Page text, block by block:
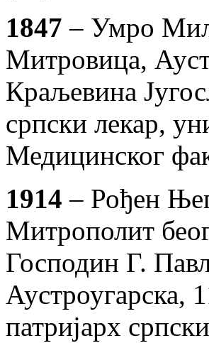
1847 – Умро
Митровица,
Краљевина
српски лекар,
Медицинског
1914 – Рођен
Митрополит
Господин Г.
Аустроугарска,
патријарх